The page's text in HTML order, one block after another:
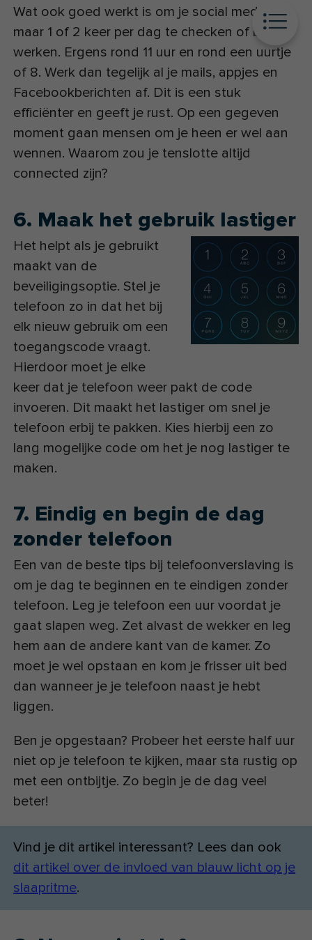
Wat ook goed werkt is om je social media
maar 1 of 2 keer per dag te checken of bij te
werken. Ergens rond 11 uur en rond een uurtje
of 8. Werk dan tegelijk al je mails, appjes en
Facebookberichten af. Dit is een stuk
efficiënter en geeft je rust. Op een gegeven
moment gaan mensen om je heen er wel aan
wennen. Waarom zou je tenslotte altijd
connected zijn?
6. Maak het gebruik lastiger
Het helpt als je gebruikt
maakt van de
beveiligingsoptie. Stel je
telefoon zo in dat het bij
elk nieuw gebruik om een
toegangscode vraagt.
Hierdoor moet je elke
keer dat je telefoon weer pakt de code
invoeren. Dit maakt het lastiger om snel je
telefoon erbij te pakken. Kies hierbij een zo
lang mogelijke code om het je nog lastiger te
maken.
7. Eindig en begin de dag
zonder telefoon
Een van de beste tips bij telefoonverslaving is
om je dag te beginnen en te eindigen zonder
telefoon. Leg je telefoon een uur voordat je
gaat slapen weg. Zet alvast de wekker en leg
hem aan de andere kant van de kamer. Zo
moet je wel opstaan en kom je frisser uit bed
dan wanneer je je telefoon naast je hebt
liggen.
Ben je opgestaan? Probeer het eerste half uur
niet op je telefoon te kijken, maar sta rustig op
met een ontbijtje. Zo begin je de dag veel
beter!
Vind je dit artikel interessant? Lees dan ook
dit artikel over de invloed van blauw licht op je
slaapritme.